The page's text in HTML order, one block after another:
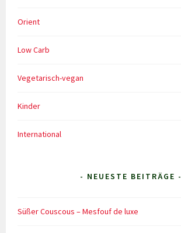
Orient
Low Carb
Vegetarisch-vegan
Kinder
International
- NEUESTE BEITRÄGE -
Süßer Couscous – Mesfouf de luxe